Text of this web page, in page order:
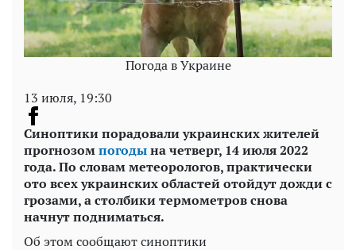
Погода в Украине
13 июля, 19:30
Синоптики порадовали украинских жителей
прогнозомпогодына четверг, 14 июля 2022
года. По словам метеорологов, практически
ото всех украинских областей отойдут дожди с
грозами, а столбики термометров снова
начнут подниматься.
Об этом сообщают синоптики